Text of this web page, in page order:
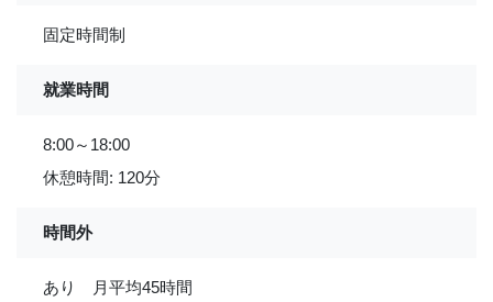
固定時間制
就業時間
8:00～18:00
休憩時間: 120分
時間外
あり 月平均45時間